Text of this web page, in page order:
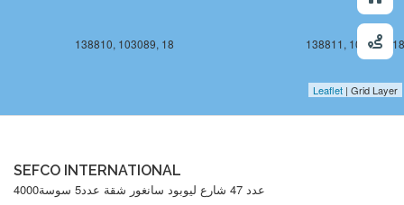
138810, 103089, 18 138811, 103089, 18
Leaflet | Grid Layer
SEFCO INTERNATIONAL
عدد 47 شارع ليوبود سانغور شقة عدد5 سوسة4000